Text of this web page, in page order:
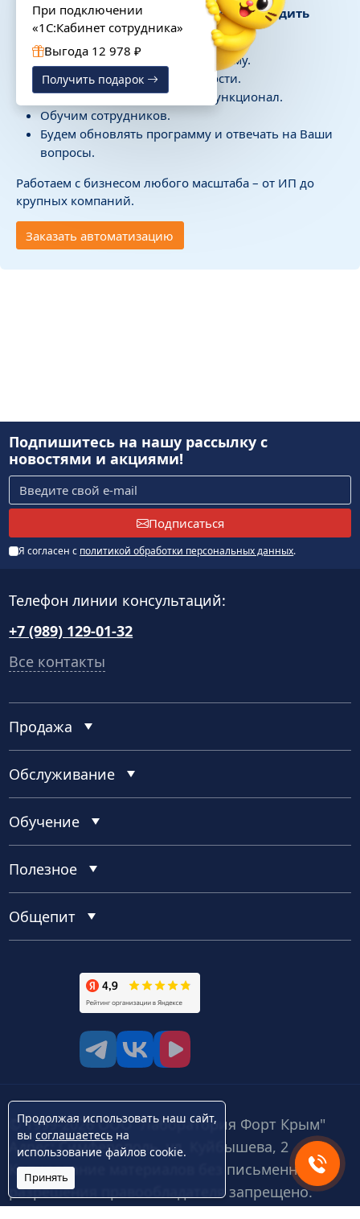
Поможем автоматизировать учет и наладить
работу в «1С»
Подберем подходящую программу.
Настроим под Ваши потребности.
Разработаем необходимый функционал.
Обучим сотрудников.
Будем обновлять программу и отвечать на Ваши
вопросы.
Работаем с бизнесом любого масштаба – от ИП до
крупных компаний.
Заказать автоматизацию
Подпишитесь на нашу рассылкус
новостями и акциями!
Подписаться
Я согласен с политикой обработки персональных данных.
Телефон линии консультаций:
+7 (989) 129-01-32
Все контакты
Продажа
Обслуживание
Обучение
Полезное
Общепит
© 1999-2026 ООО "Лаборатория Форт Крым"
Адрес: Симферополь, ул. Куйбышева, 2
Копирование материалов без письменного
разрешения правообладателя запрещено.
Продолжая использовать наш сайт,
вы соглашаетесь на
использование файлов cookie.
Принять
При подключении
«1С:Кабинет сотрудника»
Выгода 12 978 ₽
Получить подарок